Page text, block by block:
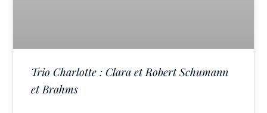
Trio Charlotte : Clara et Robert Schumann
et Brahms